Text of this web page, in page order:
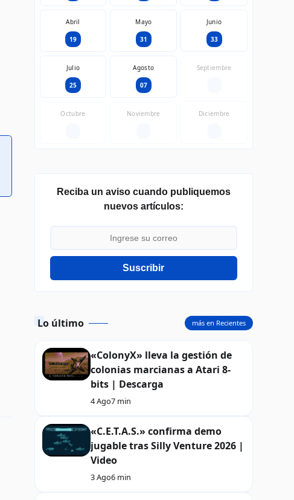
Abril
19
Mayo
31
Junio
33
Julio
25
Agosto
07
Septiembre
Octubre Noviembre Diciembre
Reciba un aviso cuando publiquemos
nuevos artículos:
Suscribir
Lo último
«ColonyX» lleva la gestión de
colonias marcianas a Atari 8-
bits | Descarga
4 Ago7 min
«C.E.T.A.S.» confirma demo
jugable tras Silly Venture 2026 |
Video
3 Ago6 min
más en Recientes